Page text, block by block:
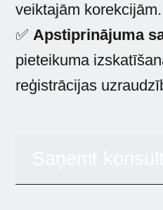
veiktajām korekcijām.
✅Apstiprinājuma
pieteikuma
reģistrācijas